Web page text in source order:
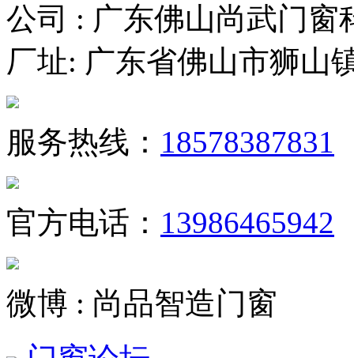
公司 : 广东佛山尚武门窗
厂址: 广东省佛山市狮山
服务热线： 18578387831
官方电话： 13986465942
微博 : 尚品智造门窗